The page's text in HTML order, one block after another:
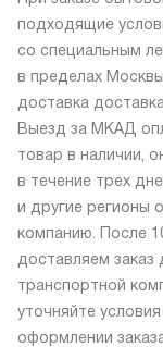
подходящие
со специальным
в пределах
доставка
Выезд за МКАД
товар в наличии,
в течение трех
и другие регионы
компанию. После
доставляем заказ
транспортной
уточняйте
оформлении